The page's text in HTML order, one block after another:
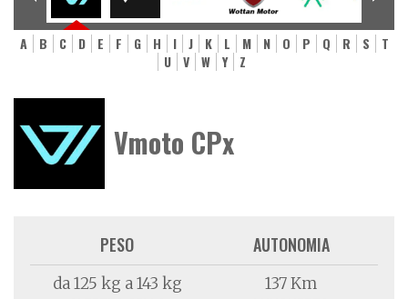
A B C D E F G H I J K L M N O P Q R S
T
U
V W Y Z
Vmoto CPx
PESO
da 125 kg a 143 kg
AUTONOMIA
137 Km